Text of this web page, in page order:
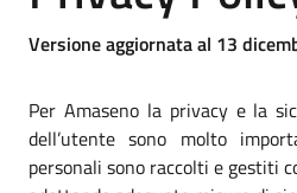
Versione aggiornata al 13
Per Amaseno la privacy e la
dell’utente sono molto
personali sono raccolti e gestiti